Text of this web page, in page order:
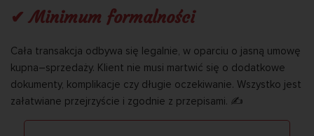
✔ Minimum formalności
Cała transakcja odbywa się legalnie, w oparciu o jasną umowę
kupna–sprzedaży. Klient nie musi martwić się o dodatkowe
dokumenty, komplikacje czy długie oczekiwanie. Wszystko jest
załatwiane przejrzyście i zgodnie z przepisami. ✍️